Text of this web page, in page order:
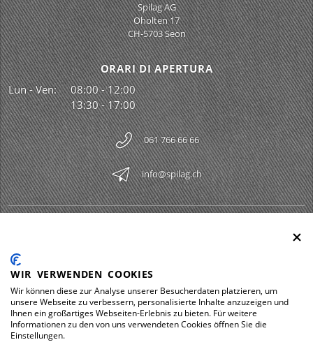
Spilag AG
Oholten 17
CH-5703 Seon
ORARI DI APERTURA
Lun - Ven:
08:00 - 12:00
13:30 - 17:00
061 766 66 66
info@spilag.ch
LEGAL
DOWNLOADS
WIR VERWENDEN COOKIES
Wir können diese zur Analyse unserer Besucherdaten platzieren, um
unsere Webseite zu verbessern, personalisierte Inhalte anzuzeigen und
Ihnen ein großartiges Webseiten-Erlebnis zu bieten. Für weitere
Informationen zu den von uns verwendeten Cookies öffnen Sie die
Einstellungen.